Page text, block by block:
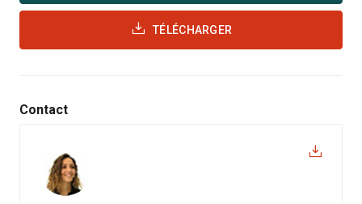
TÉLÉCHARGER
Contact